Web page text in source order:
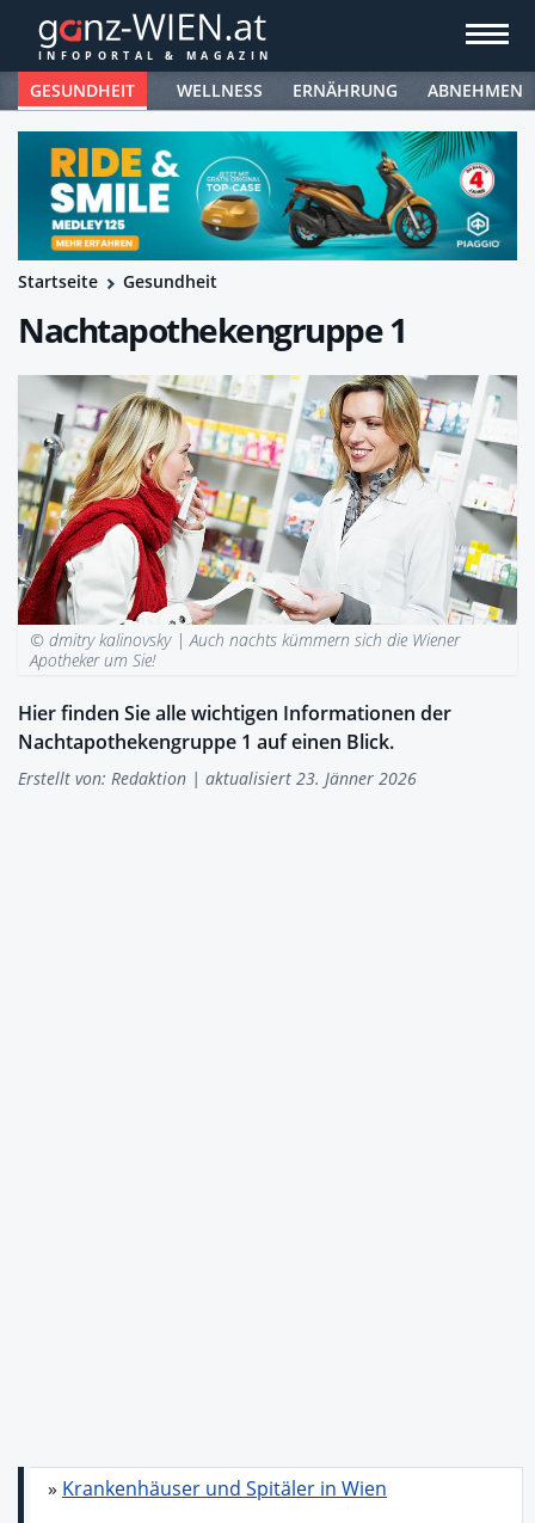
GESUNDHEIT WELLNESS ERNÄHRUNG ABNEHMEN
Startseite Gesundheit
Nachtapothekengruppe 1
© dmitry kalinovsky |Auch nachts kümmern sich die Wiener
Apotheker um Sie!
Hier finden Sie alle wichtigen Informationen der
Nachtapothekengruppe 1 auf einen Blick.
Erstellt von: Redaktion | aktualisiert 23. Jänner 2026
» Krankenhäuser und Spitäler in Wien